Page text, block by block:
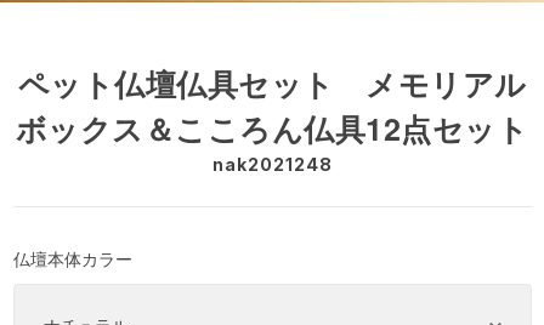
ペット仏壇仏具セット メモリアル
ボックス＆こころん仏具12点セット
nak2021248
仏壇本体カラー